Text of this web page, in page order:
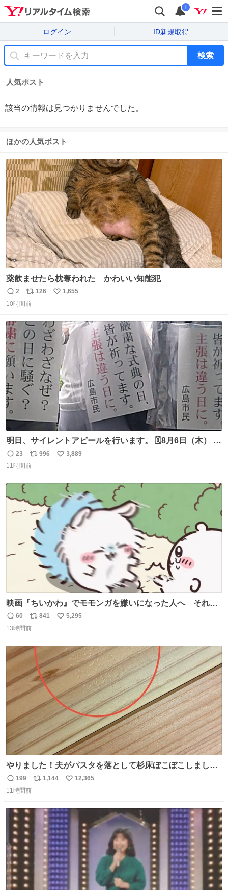
i
ログイン ID新規取得
検索
人気ポスト
該当の情報は見つかりませんでした。
ほかの人気ポスト
薬飲ませたら枕奪われた かわいい知能犯
返
信
2
リ
ポ
ト
数
126
い
数
1,655
10時間前
明日、サイレントアピールを行います。 🗓️8月6日（木） ⏰
[時間]7：45 集合 📍[場所]元安橋本通(東)側、観光船乗り場
前ベンチ周辺 声は上げません。ただ、静かに立ちます。お
返
信
23
リ
ポ
数
996
い
3,889
11時間前
映画『ちいかわ』でモモンガを嫌いになった人へ それで
も愛される理由と可能性 kai-you.net/article/96186 『映画
ちいかわ 人魚の島のひみつ』を3回観て、原作も追ってい
す。ちいかわ初心者向けです🖊
返
信
60
リ
ポ
ト
数
841
い
数
5,295
13時間前
やりました！夫がパスタを落として杉床ぼこぼこしまし
た！よかったーーー！ファーストぼこぼこ自分じゃなく
て！これで第二波いつでもいけます！！！✌️いやーほっと
は乾燥パスタに負けます。豆腐くらいやわやわです。
返
信
199
リ
1,144
い
数
12,365
11時間前